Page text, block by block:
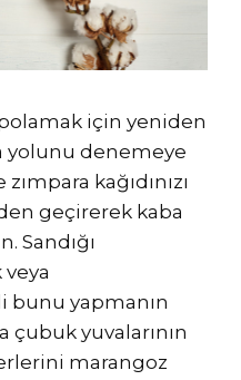
için yeniden
yolunu denemeye
kağıdınızı
geçirerek kaba
Sandığı
veya
bunu yapmanın
çubuk yuvalarının
marangoz